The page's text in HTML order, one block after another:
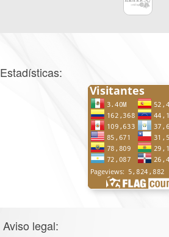
Estadísticas:
Aviso legal: